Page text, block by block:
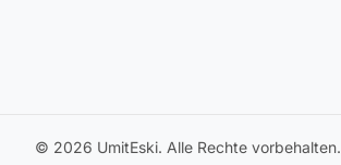
© 2026 UmitEski. Alle Rechte vorbehalten.